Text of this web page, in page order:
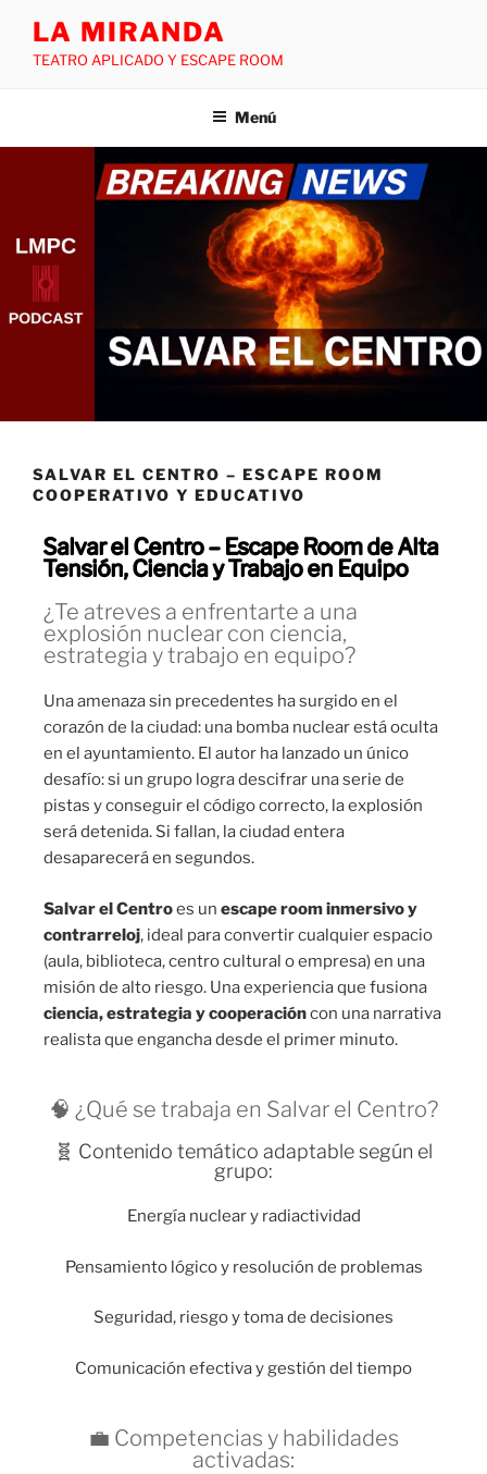
LA MIRANDA
TEATRO APLICADO Y ESCAPE ROOM
Menú
SALVAR EL CENTRO – ESCAPE ROOM
COOPERATIVO Y EDUCATIVO
Salvar el Centro – Escape Room de Alta
Tensión, Ciencia y Trabajo en Equipo
¿Te atreves a enfrentarte a una
explosión nuclear con ciencia,
estrategia y trabajo en equipo?
Una amenaza sin precedentes ha surgido en el
corazón de la ciudad: una bomba nuclear está oculta
en el ayuntamiento. El autor ha lanzado un único
desafío: si un grupo logra descifrar una serie de
pistas y conseguir el código correcto, la explosión
será detenida. Si fallan, la ciudad entera
desaparecerá en segundos.
Salvar el Centroes un escape room inmersivo y
contrarreloj, ideal para convertir cualquier espacio
(aula, biblioteca, centro cultural o empresa) en una
misión de alto riesgo. Una experiencia que fusiona
ciencia, estrategia y cooperacióncon una narrativa
realista que engancha desde el primer minuto.
🧠 ¿Qué se trabaja en Salvar el Centro?
🧬 Contenido temático adaptable según el
grupo:
Energía nuclear y radiactividad
Pensamiento lógico y resolución de problemas
Seguridad, riesgo y toma de decisiones
Comunicación efectiva y gestión del tiempo
💼 Competencias y habilidades
activadas: